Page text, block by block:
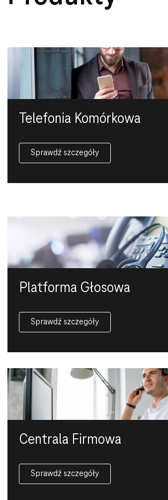
Telefonia Komórkowa
Sprawdź szczegóły
Platforma Głosowa
Sprawdź szczegóły
Centrala Firmowa
Sprawdź szczegóły